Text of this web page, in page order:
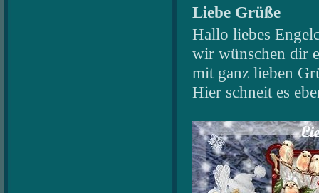
Liebe Grüße
Hallo liebes
wir wünschen dir
mit ganz lieben
Hier schneit es